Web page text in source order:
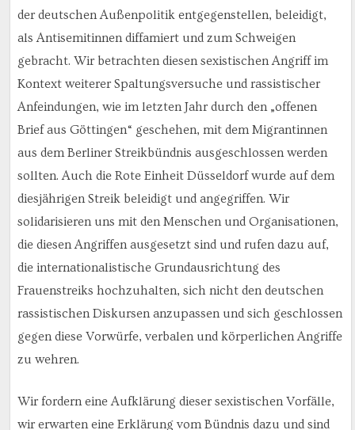
der deutschen Außenpolitik entgegenstellen, beleidigt,
als Antisemitinnen diffamiert und zum Schweigen
gebracht. Wir betrachten diesen sexistischen Angriff im
Kontext weiterer Spaltungsversuche und rassistischer
Anfeindungen, wie im letzten Jahr durch den „offenen
Brief aus Göttingen“ geschehen, mit dem Migrantinnen
aus dem Berliner Streikbündnis ausgeschlossen werden
sollten. Auch die Rote Einheit Düsseldorf wurde auf dem
diesjährigen Streik beleidigt und angegriffen. Wir
solidarisieren uns mit den Menschen und Organisationen,
die diesen Angriffen ausgesetzt sind und rufen dazu auf,
die internationalistische Grundausrichtung des
Frauenstreiks hochzuhalten, sich nicht den deutschen
rassistischen Diskursen anzupassen und sich geschlossen
gegen diese Vorwürfe, verbalen und körperlichen Angriffe
zu wehren.
Wir fordern eine Aufklärung dieser sexistischen Vorfälle,
wir erwarten eine Erklärung vom Bündnis dazu und sind